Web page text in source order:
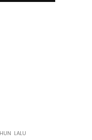
LALU